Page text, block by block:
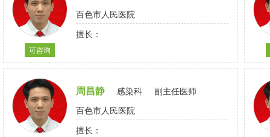
可咨询
百色市人民医院
擅长：
周昌静 感染科
副主任医师
百色市人民医院
擅长：